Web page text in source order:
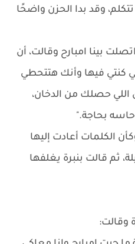
وقد بدا الحزن واضحًا
بينا امبارح وقالت، أن
كنتي فيها وأنك هتتحطي
اللي حصلك من الدخان،
بحاجة."
الكلمات أعادت إليها
ثم قالت بنبرة يغلفها
وقالت: